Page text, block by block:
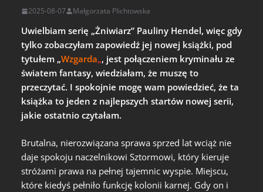
2025-08-07 Małgorzata Plichtowska
Uwielbiam serię „Żniwiarz” Pauliny Hendel, więc gdy
tylko zobaczyłam zapowiedź jej nowej książki, pod
tytułem „Wzgarda„, jest połączeniem kryminału ze
światem fantasy, wiedziałam, że muszę to
przeczytać. I spokojnie mogę wam powiedzieć, że ta
książka to jeden z najlepszych startów nowej serii,
jakie ostatnio czytałam.
Brutalna, nierozwiązana sprawa sprzed lat wciąż nie
daje spokoju naczelnikowi Sztormowi, który kieruje
stróżami prawa na pełnej tajemnic wyspie. Miejscu,
które kiedyś pełniło funkcję kolonii karnej. Gdy on i